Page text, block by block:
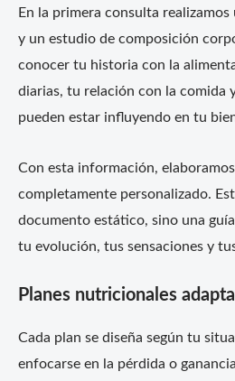
En la primera consulta
y un estudio de composición
conocer tu historia con la
diarias, tu relación con la comida
pueden estar influyendo en tu
Con esta información,
completamente personalizado.
documento estático, sino una
tu evolución, tus sensaciones y
Planes nutricionales
Cada plan se diseña según tu
enfocarse en la pérdida o